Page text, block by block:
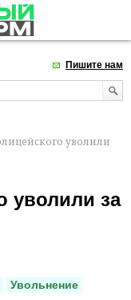
Пишите нам
уволили
уволили за
Увольнение